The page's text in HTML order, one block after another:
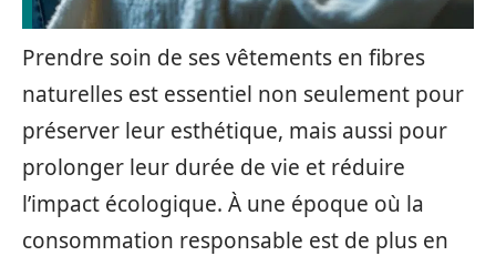
Prendre soin de ses vêtements en fibres
naturelles est essentiel non seulement pour
préserver leur esthétique, mais aussi pour
prolonger leur durée de vie et réduire
l’impact écologique. À une époque où la
consommation responsable est de plus en